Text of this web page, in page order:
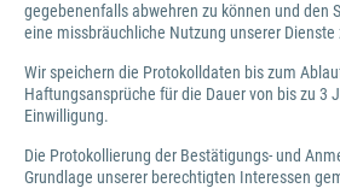
gegebenenfalls abwehren zu können und den
eine missbräuchliche Nutzung unserer
Wir speichern die Protokolldaten bis zum
Haftungsansprüche für die Dauer von bis zu 3
Einwilligung.
Die Protokollierung der Bestätigungs- und
Grundlage unserer berechtigten Interessen